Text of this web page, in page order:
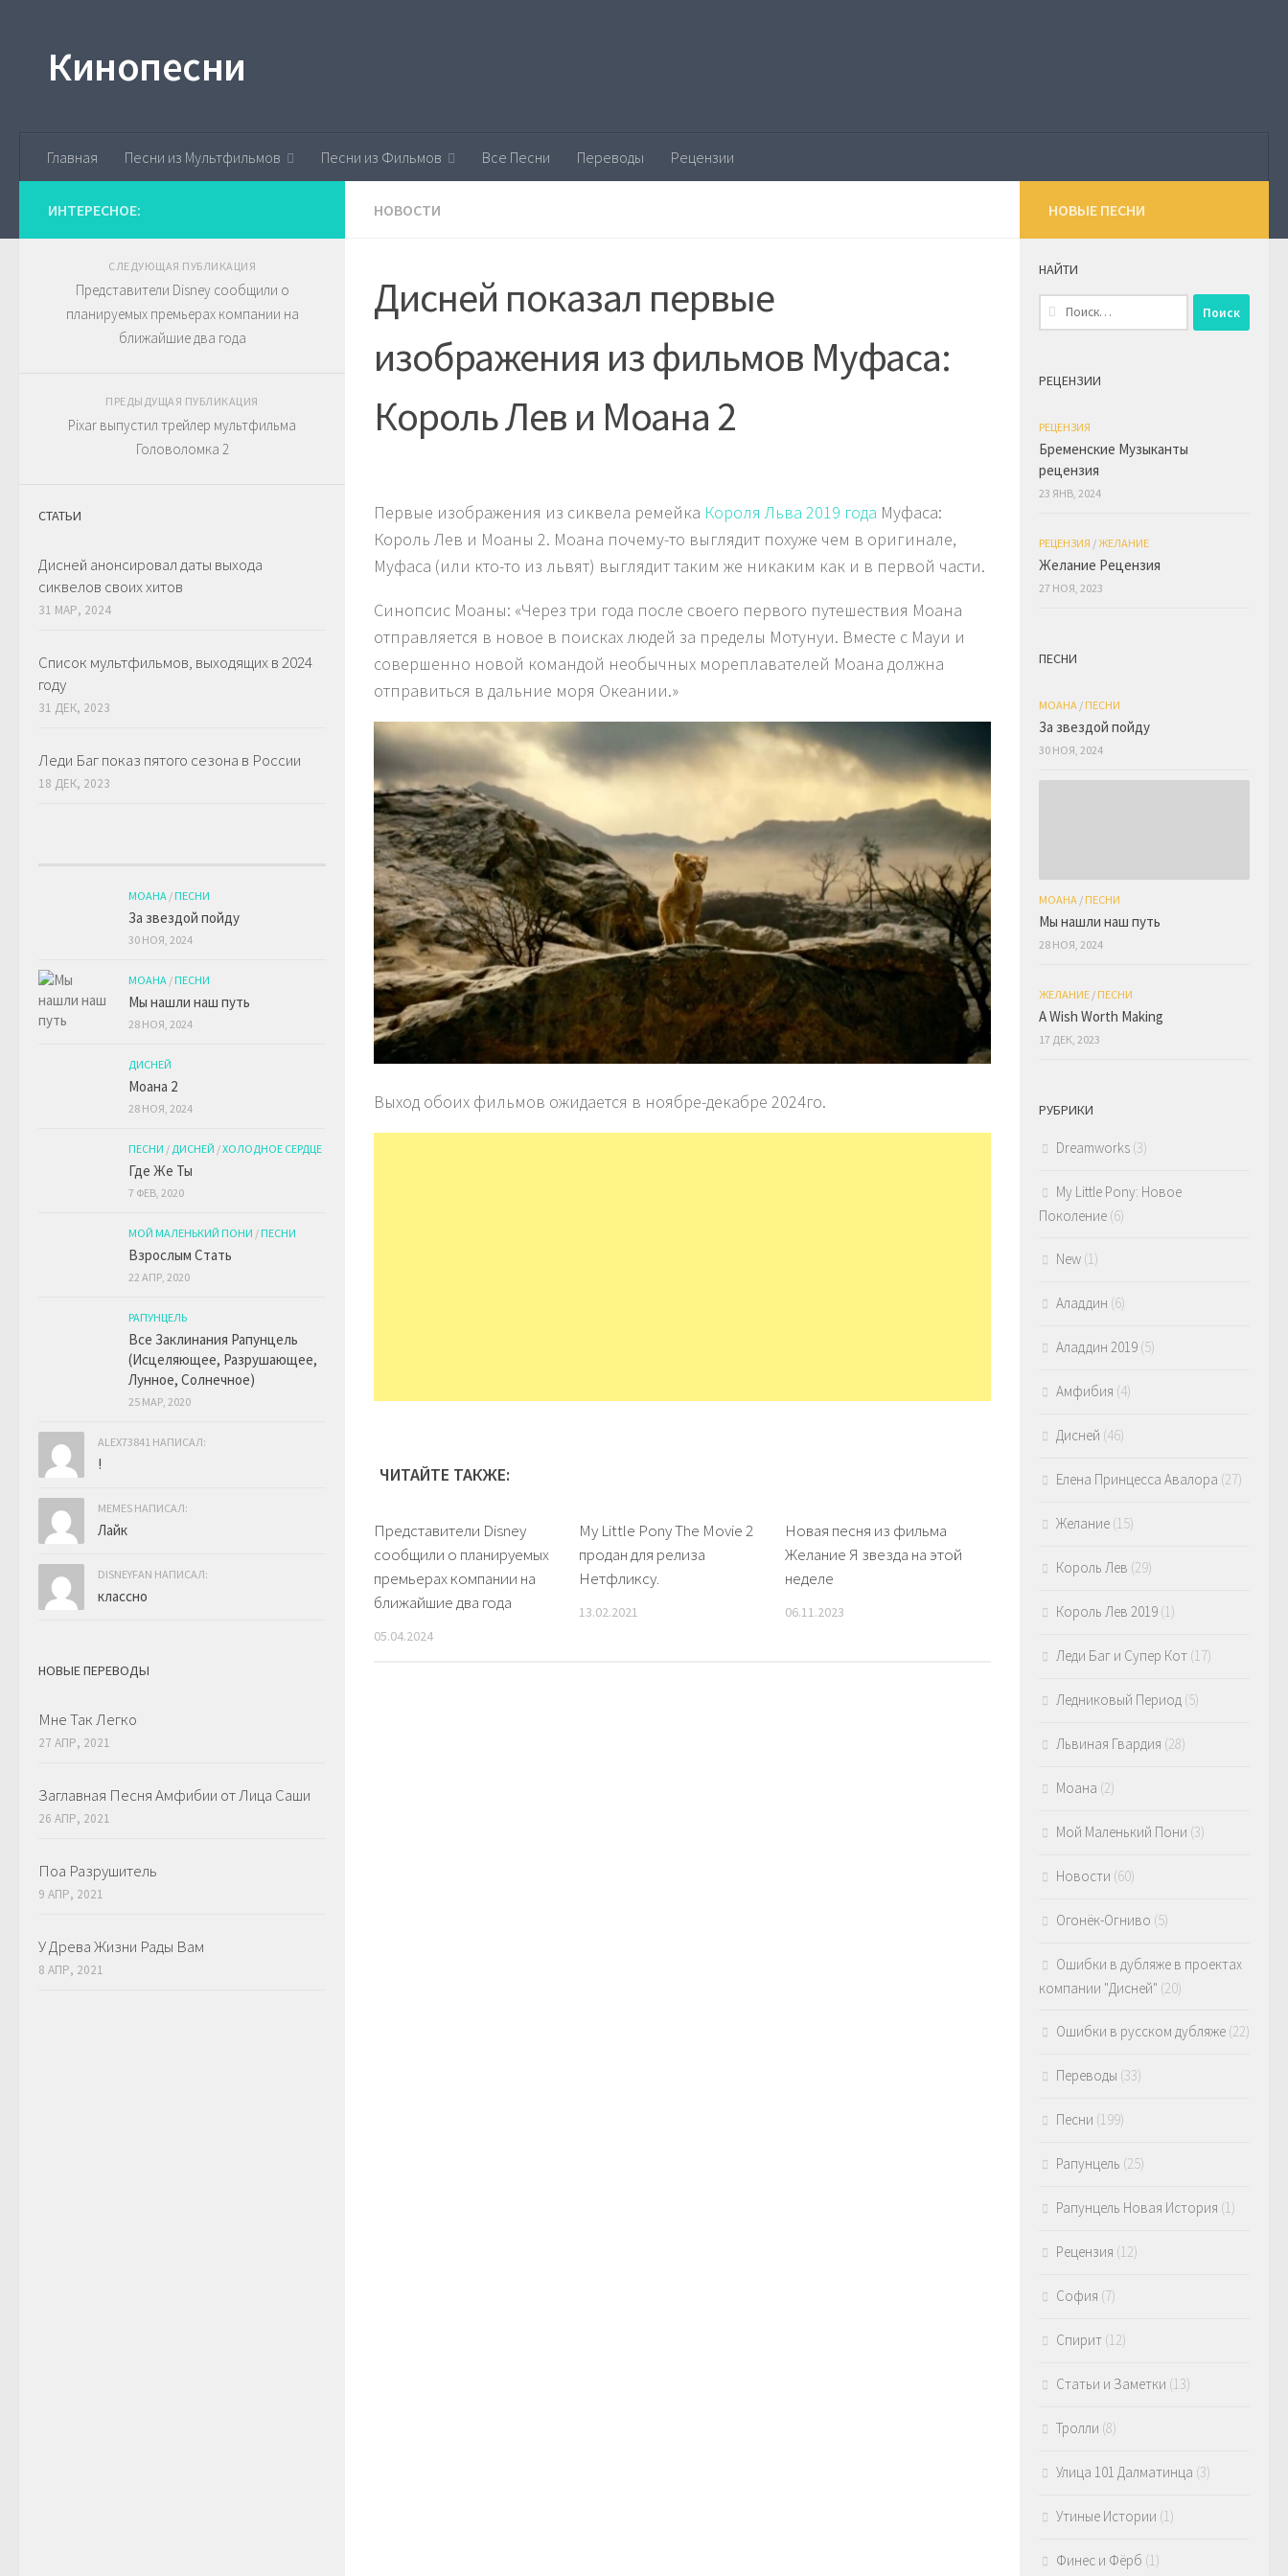
Кинопесни
Главная Песни из Мультфильмов Песни из Фильмов Все Песни Переводы Рецензии
НОВОСТИ
Дисней показал первые
изображения из фильмов Муфаса:
Король Лев и Моана 2
Первые изображения из сиквела ремейка Короля Льва 2019 года Муфаса:
Король Лев и Моаны 2. Моана почему-то выглядит похуже чем в оригинале,
Муфаса (или кто-то из львят) выглядит таким же никаким как и в первой части.
Синопсис Моаны: «Через три года после своего первого путешествия Моана
отправляется в новое в поисках людей за пределы Мотунуи. Вместе с Мауи и
совершенно новой командой необычных мореплавателей Моана должна
отправиться в дальние моря Океании.»
Выход обоих фильмов ожидается в ноябре-декабре 2024го.
ЧИТАЙТЕ ТАКЖЕ:
Представители Disney
сообщили о планируемых
премьерах компании на
ближайшие два года
05.04.2024
My Little Pony The Movie 2
продан для релиза
Нетфликсу.
13.02.2021
Новая песня из фильма
Желание Я звезда на этой
неделе
06.11.2023
ИНТЕРЕСНОЕ:
СЛЕДУЮЩАЯ ПУБЛИКАЦИЯ
Представители Disney сообщили о
планируемых премьерах компании на
ближайшие два года
ПРЕДЫДУЩАЯ ПУБЛИКАЦИЯ
Pixar выпустил трейлер мультфильма
Головоломка 2
СТАТЬИ
Дисней анонсировал даты выхода
сиквелов своих хитов
31 МАР, 2024
Список мультфильмов, выходящих в 2024
году
31 ДЕК, 2023
Леди Баг показ пятого сезона в России
18 ДЕК, 2023
МОАНА /ПЕСНИ
За звездой пойду
30 НОЯ, 2024
МОАНА /ПЕСНИ
Мы нашли наш путь
28 НОЯ, 2024
ДИСНЕЙ
Моана 2
28 НОЯ, 2024
ПЕСНИ / ДИСНЕЙ /ХОЛОДНОЕ СЕРДЦЕ
Где Же Ты
7 ФЕВ, 2020
МОЙ МАЛЕНЬКИЙ ПОНИ /ПЕСНИ
Взрослым Стать
22 АПР, 2020
РАПУНЦЕЛЬ
Все Заклинания Рапунцель
(Исцеляющее, Разрушающее,
Лунное, Солнечное)
25 МАР, 2020
ALEX73841 НАПИСАЛ:
!
MEMES НАПИСАЛ:
Лайк
DISNEYFAN НАПИСАЛ:
классно
НОВЫЕ ПЕРЕВОДЫ
Мне Так Легко
27 АПР, 2021
Заглавная Песня Амфибии от Лица Саши
26 АПР, 2021
Поа Разрушитель
9 АПР, 2021
У Древа Жизни Рады Вам
8 АПР, 2021
НОВЫЕ ПЕСНИ
НАЙТИ
Найти:
РЕЦЕНЗИИ
РЕЦЕНЗИЯ
Бременские Музыканты
рецензия
23 ЯНВ, 2024
РЕЦЕНЗИЯ /ЖЕЛАНИЕ
Желание Рецензия
27 НОЯ, 2023
ПЕСНИ
МОАНА / ПЕСНИ
За звездой пойду
30 НОЯ, 2024
МОАНА / ПЕСНИ
Мы нашли наш путь
28 НОЯ, 2024
ЖЕЛАНИЕ / ПЕСНИ
A Wish Worth Making
17 ДЕК, 2023
РУБРИКИ
Dreamworks (3)
My Little Pony: Новое
Поколение (6)
New (1)
Аладдин (6)
Аладдин 2019 (5)
Амфибия (4)
Дисней (46)
Елена Принцесса Авалора (27)
Желание (15)
Король Лев (29)
Король Лев 2019 (1)
Леди Баг и Супер Кот (17)
Ледниковый Период (5)
Львиная Гвардия (28)
Моана (2)
Мой Маленький Пони (3)
Новости (60)
Огонёк-Огниво (5)
Ошибки в дубляже в проектах
компании "Дисней" (20)
Ошибки в русском дубляже (22)
Переводы (33)
Песни (199)
Рапунцель (25)
Рапунцель Новая История (1)
Рецензия (12)
София (7)
Спирит (12)
Статьи и Заметки (13)
Тролли (8)
Улица 101 Далматинца (3)
Утиные Истории (1)
Финес и Фёрб (1)